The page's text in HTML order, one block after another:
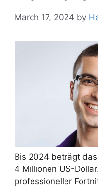
March 17, 2024 by
Bis 2024 beträgt
4 Millionen US-
professioneller